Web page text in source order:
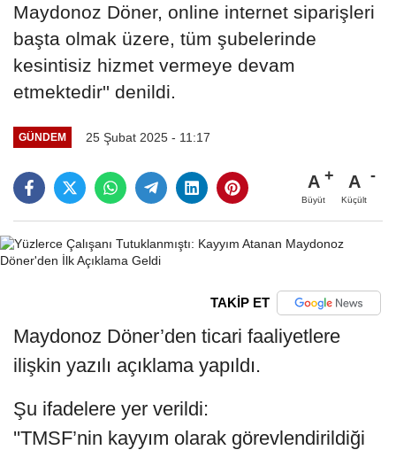
Maydonoz Döner, online internet siparişleri
başta olmak üzere, tüm şubelerinde
kesintisiz hizmet vermeye devam
etmektedir'' denildi.
GÜNDEM 25 Şubat 2025 - 11:17
A
Büyüt
A
Küçült
TAKİP ET
Maydonoz Döner’den ticari faaliyetlere
ilişkin yazılı açıklama yapıldı.
Şu ifadelere yer verildi:
''TMSF’nin kayyım olarak görevlendirildiği